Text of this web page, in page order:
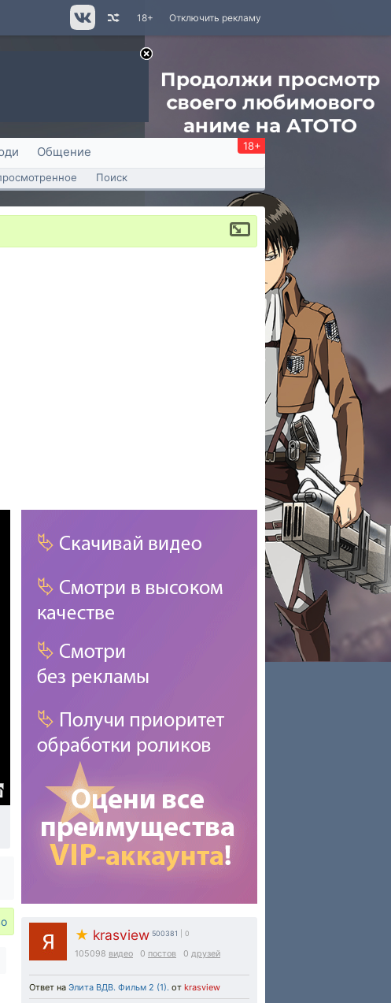
Отключить рекламу
18+
Общение 18+
Поиск
★ krasview 500381 | 0
105098 видео 0 постов 0 друзей
Ответ на Элита ВДВ. Фильм 2 (1). от krasview